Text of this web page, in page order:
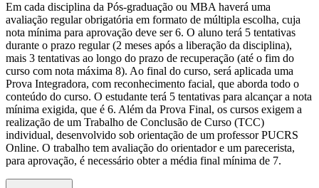
Em cada disciplina da Pós-graduação ou MBA haverá uma
avaliação regular obrigatória em formato de múltipla escolha, cuja
nota mínima para aprovação deve ser 6. O aluno terá 5 tentativas
durante o prazo regular (2 meses após a liberação da disciplina),
mais 3 tentativas ao longo do prazo de recuperação (até o fim do
curso com nota máxima 8). Ao final do curso, será aplicada uma
Prova Integradora, com reconhecimento facial, que aborda todo o
conteúdo do curso. O estudante terá 5 tentativas para alcançar a nota
mínima exigida, que é 6. Além da Prova Final, os cursos exigem a
realização de um Trabalho de Conclusão de Curso (TCC)
individual, desenvolvido sob orientação de um professor PUCRS
Online. O trabalho tem avaliação do orientador e um parecerista,
para aprovação, é necessário obter a média final mínima de 7.